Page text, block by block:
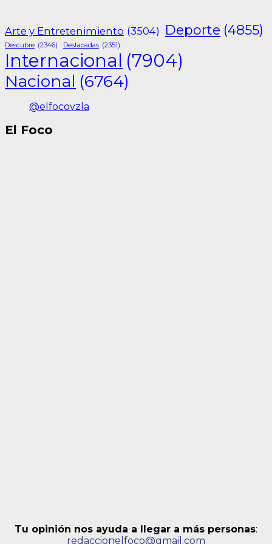
Arte y Entretenimiento (3504) Deporte (4855)
Descubre (2346) Destacadas (2351)
Internacional (7904)
Nacional (6764)
@elfocovzla
El Foco
Tu opinión nos ayuda a llegar a más personas:
redaccionelfoco@gmail.com